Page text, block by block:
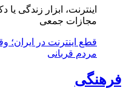
اینترنت، ابزار زندگی
مجازات جمعی
قطع اینترنت در ایران؛
مردم قربانی
فرهنگی